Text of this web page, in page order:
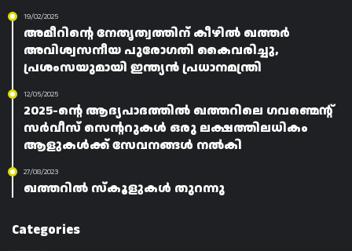
19/02/2025
അമീറിന്റെ നേതൃത്വത്തിന് കീഴിൽ ഖത്തർ
അവിശ്വസനീയ പുരോഗതി കൈവരിച്ചു,
പ്രശംസയുമായി ഇന്ത്യൻ പ്രധാനമന്ത്രി
12/05/2025
2025-ന്റെ ആദ്യപാദത്തിൽ ഖത്തറിലെ ഗവണ്മെന്റ്
സർവീസ് സെന്ററുകൾ ഒരു ലക്ഷത്തിലധികം
ആളുകൾക്ക് സേവനങ്ങൾ നൽകി
27/08/2023
ഖത്തറിൽ സ്‌കൂളുകൾ തുറന്നു
Categories